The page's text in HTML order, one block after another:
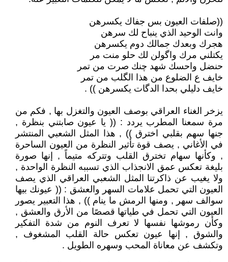
((صلفات العيون بس جفاك يكسرهن
وانت الوحيد الذي ينباح لك سرهن
هجرك وبعدك جمالك دوم يكسرهن
يكتلني مرك واگولن لك حلو منت مر
حنضل واحسك شهد چنك صرت من تمر
خايف ع الضلوع من هذا الگلب من تمر
خايف دليلي بحدا الدگات يكسرهن )) .
يزخر الغناء العراقي بوصف العيون والتغزل بها , فكم من
مرة سمعنا المطرب يردد : (( يا عيون صابتني بنظرة ,
جنها سهم بقلبي اخترق )) , هذا المثل الشعبي المنتشر
في الأغاني , يصف قوة تأثير النظرة من العيون الساحرة
, وكأنها سهام تخترق القلب وتتركه متيماً , إنها صورة
بليغة تعكس عمق الانجذاب الذي تسببه النظرة الواحدة ,
ولا يغيب عن ذاكرتنا المثل الشعبي العراقي الذي يصف
العيون التي تحمل علامات السهر والعشق : (( عيونك بيها
سوالف سهر , ومنها الرمش ما ينام )) , هذا التعبير يصور
العيون التي تحمل في طياتها قصصًا من الأرق والعشق ,
وكأن رموشها نفسها لا تعرف النوم من شدة التفكير
والشوق , إنها عيون تعكس حالة القلب المشغوف ,
وتكشف عن معاناة المحب وسهره الطويل .